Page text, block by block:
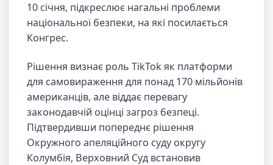
10 січня, підкреслює нагальні проблеми
національної безпеки, на які посилається
Конгрес.
Рішення визнає роль TikTok як платформи
для самовираження для понад 170 мільйонів
американців, але віддає перевагу
законодавчій оцінці загроз безпеці.
Підтвердивши попереднє рішення
Окружного апеляційного суду округу
Колумбія, Верховний Суд встановив